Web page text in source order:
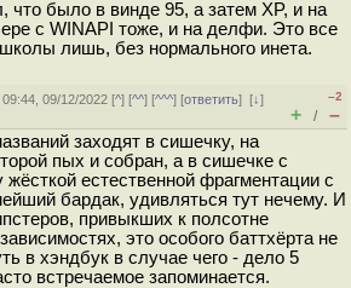
что было в винде 95, а затем XP, и на
с WINAPI тоже, и на делфи. Это все
лишь, без нормального инета.
09:44, 09/12/2022 [^] [^^] [^^^] [ответить][↓]
–2
+ / –
заходят в сишечку, на
пых и собран, а в сишечке с
жёсткой естественной фрагментации с
бардак, удивляться тут нечему. И
привыкших к полсотне
это особого баттхёрта не
в хэндбук в случае чего - дело 5
встречаемое запоминается.